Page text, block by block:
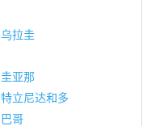
乌拉圭
圭亚那
特立尼达和多
巴哥